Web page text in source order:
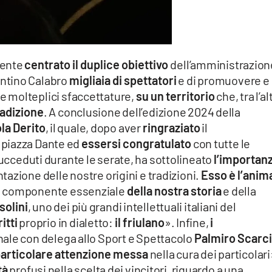
centrato il duplice obiettivo
Calabro migliaia di spettatorie di promuovere e
molteplici sfaccettature, su un territorioche, tra
. A conclusione dell’edizione 2024 della
Derito, il quale, dopo averringraziatoil
Dante ed essersi congratulatocon tutte le
durante le serate, ha sottolineato
delle nostre origini e tradizioni. Esso è
componente essenziale della nostra storiae della
, uno dei più grandi intellettuali italiani del
proprio in dialetto: il friulano». Infine,i
con delega allo Sport e Spettacolo Palmiro
attenzione messanella cura dei